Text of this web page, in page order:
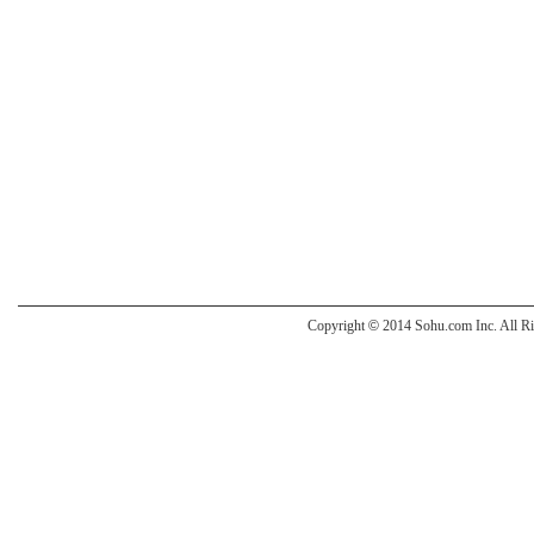
Copyright © 2014 Sohu.com Inc. All